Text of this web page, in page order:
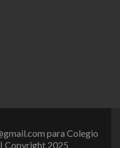
para Colegio
Copyright 2025